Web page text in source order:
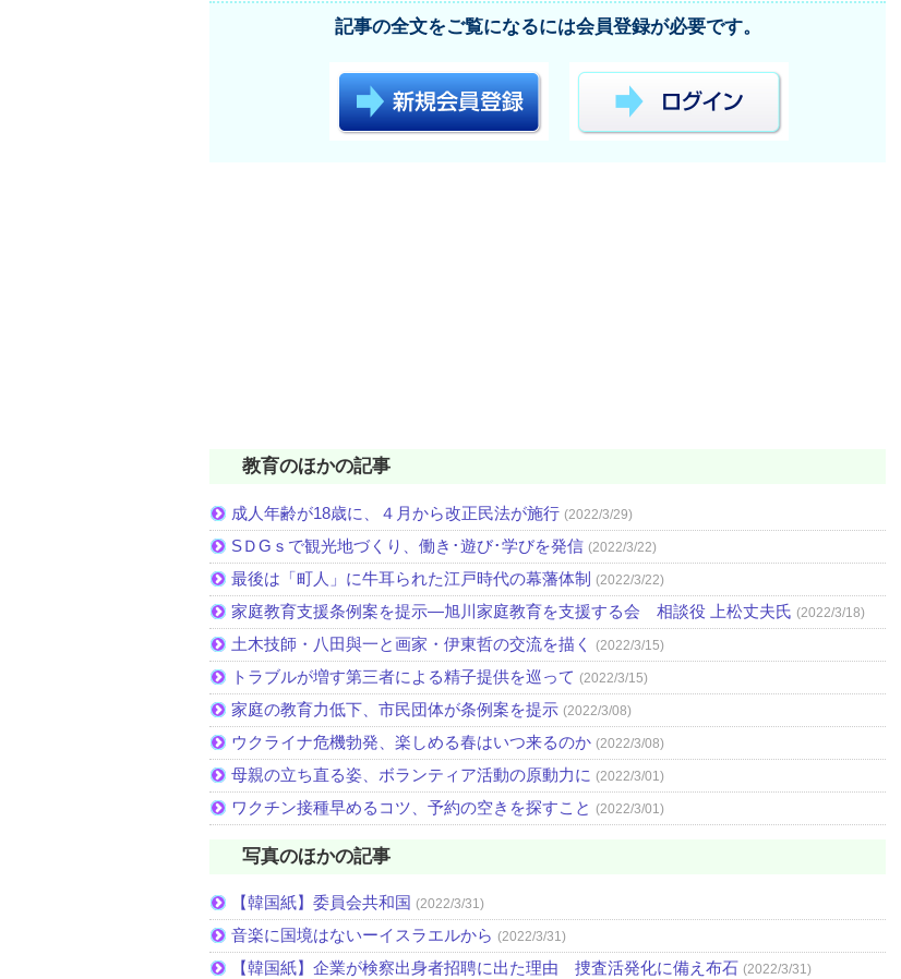
記事の全文をご覧になるには会員登録が必要です。
教育のほかの記事
成人年齢が18歳に、４月から改正民法が施行 (2022/3/29)
SＤGｓで観光地づくり、働き･遊び･学びを発信 (2022/3/22)
最後は「町人」に牛耳られた江戸時代の幕藩体制 (2022/3/22)
家庭教育支援条例案を提示―旭川家庭教育を支援する会 相談役 上松丈夫氏 (2022/3/18)
土木技師・八田與一と画家・伊東哲の交流を描く (2022/3/15)
トラブルが増す第三者による精子提供を巡って (2022/3/15)
家庭の教育力低下、市民団体が条例案を提示 (2022/3/08)
ウクライナ危機勃発、楽しめる春はいつ来るのか (2022/3/08)
母親の立ち直る姿、ボランティア活動の原動力に (2022/3/01)
ワクチン接種早めるコツ、予約の空きを探すこと (2022/3/01)
写真のほかの記事
【韓国紙】委員会共和国 (2022/3/31)
音楽に国境はないーイスラエルから (2022/3/31)
【韓国紙】企業が検察出身者招聘に出た理由 捜査活発化に備え布石 (2022/3/31)